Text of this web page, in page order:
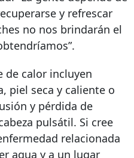
y refrescar
no nos brindarán el
de calor incluyen
piel seca y caliente o
y pérdida de
pulsátil. Si cree
relacionada
agua y a un lugar